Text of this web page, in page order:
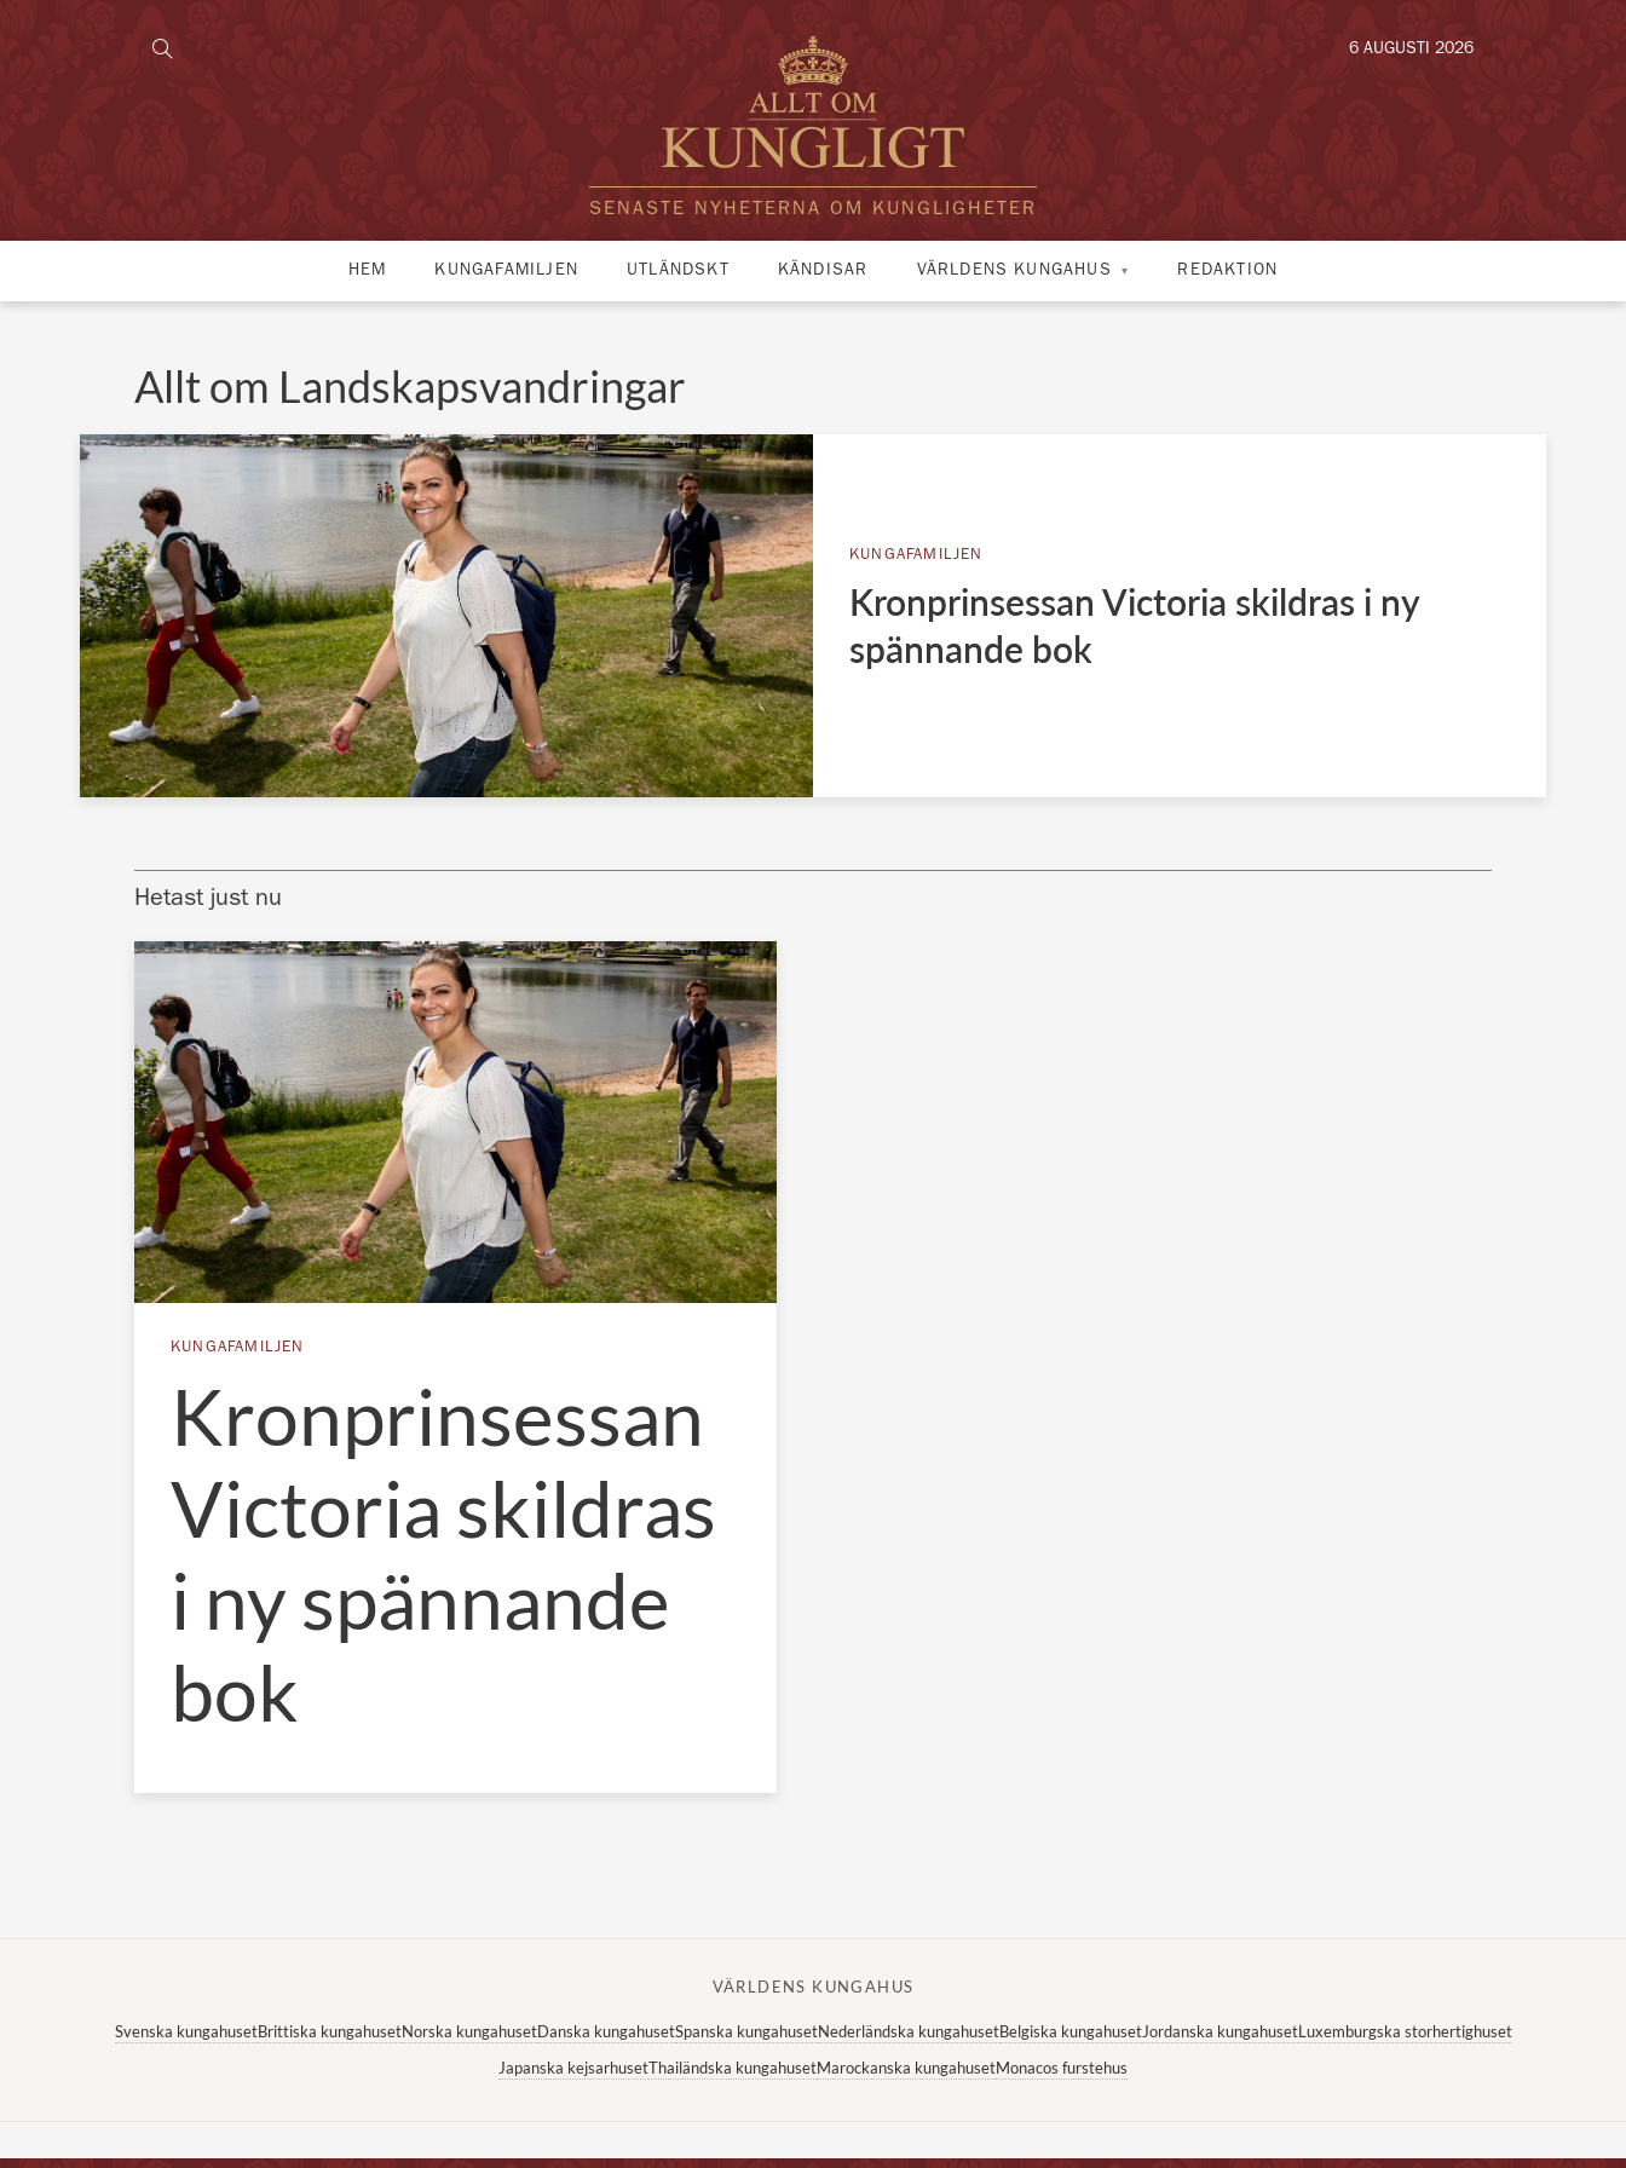
SENASTE NYHETERNA OM KUNGLIGHETER
6 AUGUSTI 2026
HEM KUNGAFAMILJEN UTLÄNDSKT KÄNDISAR VÄRLDENS KUNGAHUS REDAKTION
Allt om Landskapsvandringar
KUNGAFAMILJEN
Kronprinsessan Victoria skildras i ny
spännande bok
Hetast just nu
KUNGAFAMILJEN
Kronprinsessan
Victoria skildras
i ny spännande
bok
VÄRLDENS KUNGAHUS
Svenska kungahusetBrittiska kungahusetNorska kungahusetDanska kungahusetSpanska kungahusetNederländska kungahusetBelgiska kungahusetJordanska kungahusetLuxemburgska storhertighuset
Japanska kejsarhusetThailändska kungahusetMarockanska kungahusetMonacos furstehus